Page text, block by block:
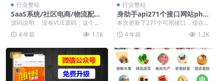
行业整站
SaaS系统/社区电商/物流配
送/DIY前端/直播电商/微信抖
音百度多端小程序
源码说明： 没有VUE源码，这个应
该不好办，有H5这个文件夹，都是
编译的。 反编...
4 年前 1.1K
行业整站
身助手api271个接口网站php
源码免费下载
本次更新了271个可用接口，现在
开源给大家使用 已经去后门和加密
看图猜成语接口...
4 年前 1.2K
VIP VIP